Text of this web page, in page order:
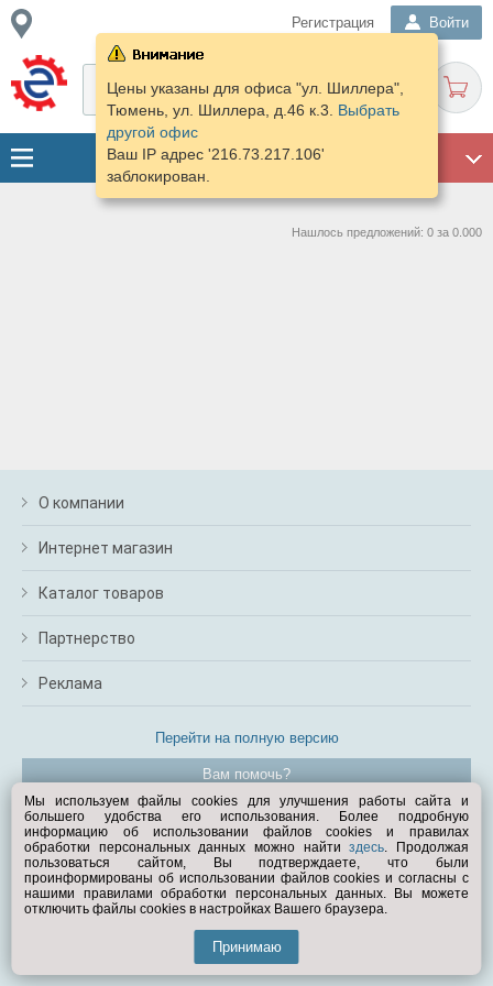
Регистрация Войти
Цены указаны для офиса "ул. Шиллера",
Тюмень, ул. Шиллера, д.46 к.3. Выбрать
другой офис
Ваш IP адрес '216.73.217.106'
заблокирован.
Нашлось предложений: 0 за 0.000
О компании
Интернет магазин
Каталог товаров
Партнерство
Реклама
Перейти на полную версию
Вам помочь?
© Exist.ru 1998—2026
Мы используем файлы cookies для улучшения работы сайта и
большего удобства его использования. Более подробную
информацию об использовании файлов cookies и правилах
обработки персональных данных можно найтиздесь. Продолжая
пользоваться сайтом, Вы подтверждаете, что были
проинформированы об использовании файлов cookies и согласны с
нашими правилами обработки персональных данных. Вы можете
отключить файлы cookies в настройках Вашего браузера.
Принимаю